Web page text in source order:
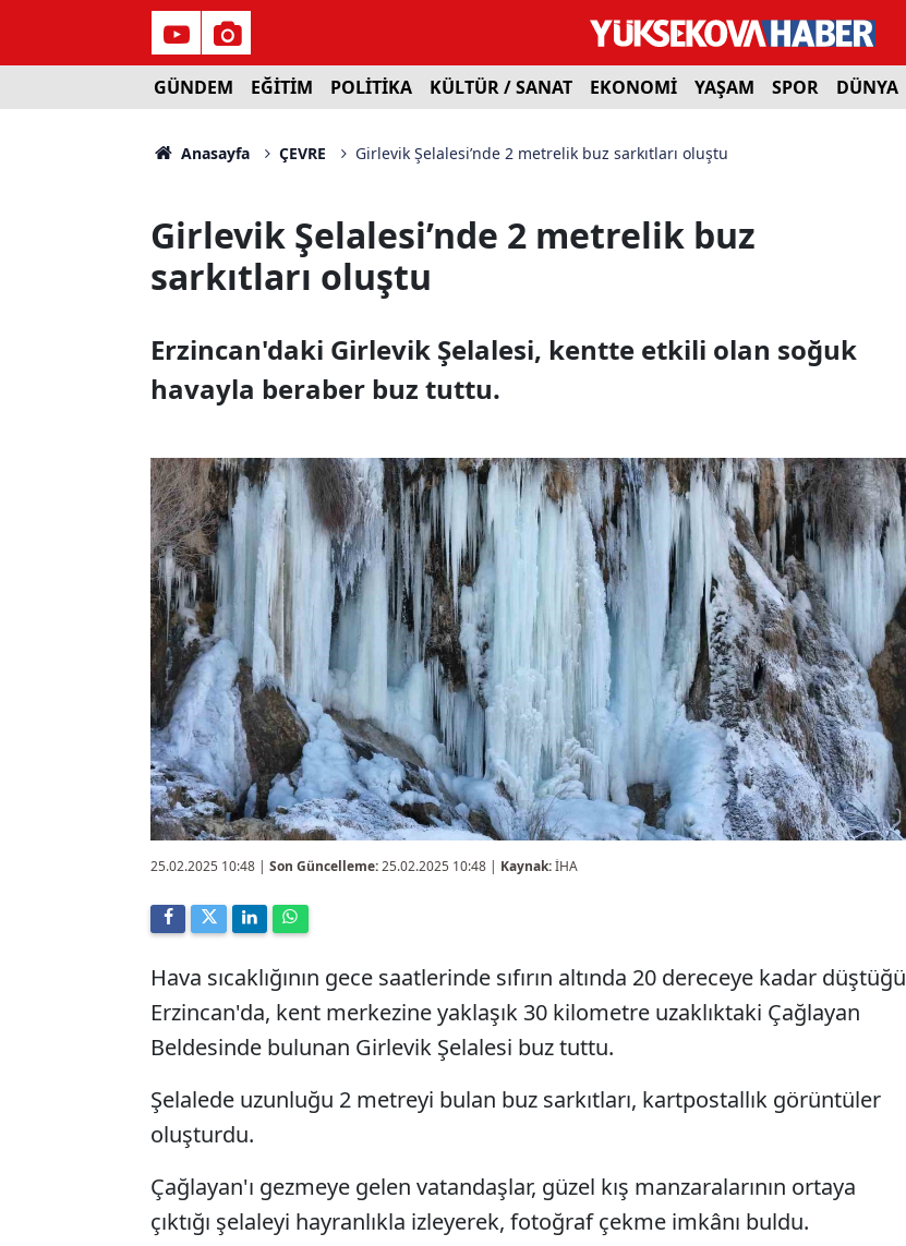
GÜNDEM EĞİTİM POLİTİKA KÜLTÜR / SANAT EKONOMİ YAŞAM SPOR DÜNYA
Anasayfa ÇEVRE Girlevik Şelalesi’nde 2 metrelik buz sarkıtları oluştu
Girlevik Şelalesi’nde 2 metrelik buz
sarkıtları oluştu
Erzincan'daki Girlevik Şelalesi, kentte etkili olan soğuk
havayla beraber buz tuttu.
25.02.2025 10:48 | Son Güncelleme:25.02.2025 10:48 | Kaynak:İHA
Hava sıcaklığının gece saatlerinde sıfırın altında 20 dereceye kadar düştüğü
Erzincan'da, kent merkezine yaklaşık 30 kilometre uzaklıktaki Çağlayan
Beldesinde bulunan Girlevik Şelalesi buz tuttu.
Şelalede uzunluğu 2 metreyi bulan buz sarkıtları, kartpostallık görüntüler
oluşturdu.
Çağlayan'ı gezmeye gelen vatandaşlar, güzel kış manzaralarının ortaya
çıktığı şelaleyi hayranlıkla izleyerek, fotoğraf çekme imkânı buldu.